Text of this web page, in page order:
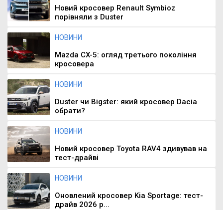
Новий кросовер Renault Symbioz
порівняли з Duster
НОВИНИ
Mazda CX-5: огляд третього покоління
кросовера
НОВИНИ
Duster чи Bigster: який кросовер Dacia
обрати?
НОВИНИ
Новий кросовер Toyota RAV4 здивував на
тест-драйві
НОВИНИ
Оновлений кросовер Kia Sportage: тест-
драйв 2026 р...